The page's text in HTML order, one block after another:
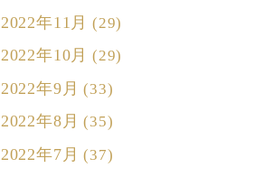
2022年11月 (29)
2022年10月 (29)
2022年9月 (33)
2022年8月 (35)
2022年7月 (37)